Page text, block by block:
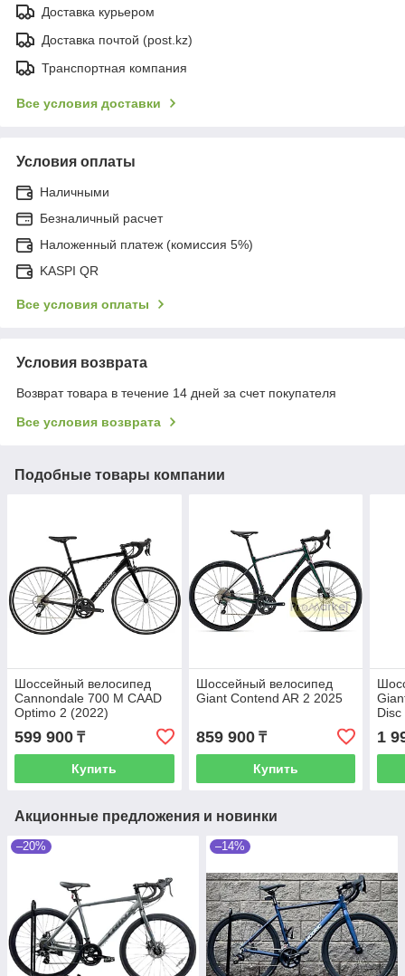
Доставка курьером
Доставка почтой (post.kz)
Транспортная компания
Все условия доставки
Условия оплаты
Наличными
Безналичный расчет
Наложенный платеж (комиссия 5%)
KASPI QR
Все условия оплаты
Условия возврата
Возврат товара в течение 14 дней за счет покупателя
Все условия возврата
Подобные товары компании
Шоссейный велосипед
Cannondale 700 M CAAD
Optimo 2 (2022)
599 900 ₸
Купить
Шоссейный велосипед
Giant Contend AR 2 2025
859 900₸
Купить
1
Акционные предложения и новинки
–20% –14%